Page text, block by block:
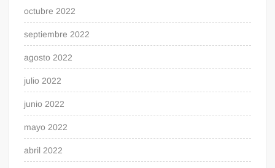
octubre 2022
septiembre 2022
agosto 2022
julio 2022
junio 2022
mayo 2022
abril 2022